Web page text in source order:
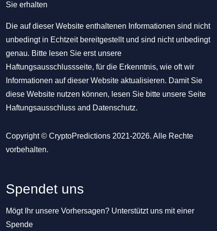
Sie erhalten
Die auf dieser Website enthaltenen Informationen sind nicht
unbedingt in Echtzeit bereitgestellt und sind nicht unbedingt
genau. Bitte lesen Sie erst unsere
Haftungsausschlussseite, für die Erkenntnis, wie oft wir
Informationen auf dieser Website aktualisieren. Damit Sie
diese Website nutzen können, lesen Sie bitte unsere Seite
Haftungsausschluss and Datenschutz.
Copyright © CryptoPredictions 2021-2026. Alle Rechte
vorbehalten.
Spendet uns
Mögt Ihr unsere Vorhersagen? Unterstützt uns mit einer
Spende